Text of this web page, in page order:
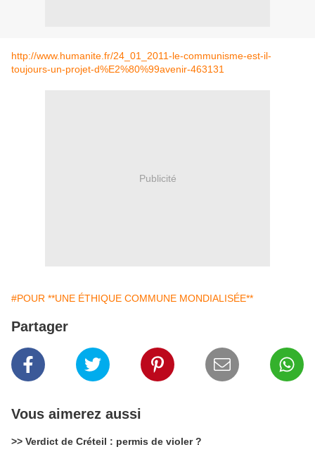
http://www.humanite.fr/24_01_2011-le-communisme-est-il-
toujours-un-projet-d%E2%80%99avenir-463131
Publicité
#POUR **UNE ÉTHIQUE COMMUNE MONDIALISÉE**
Partager
Vous aimerez aussi
>> Verdict de Créteil : permis de violer ?